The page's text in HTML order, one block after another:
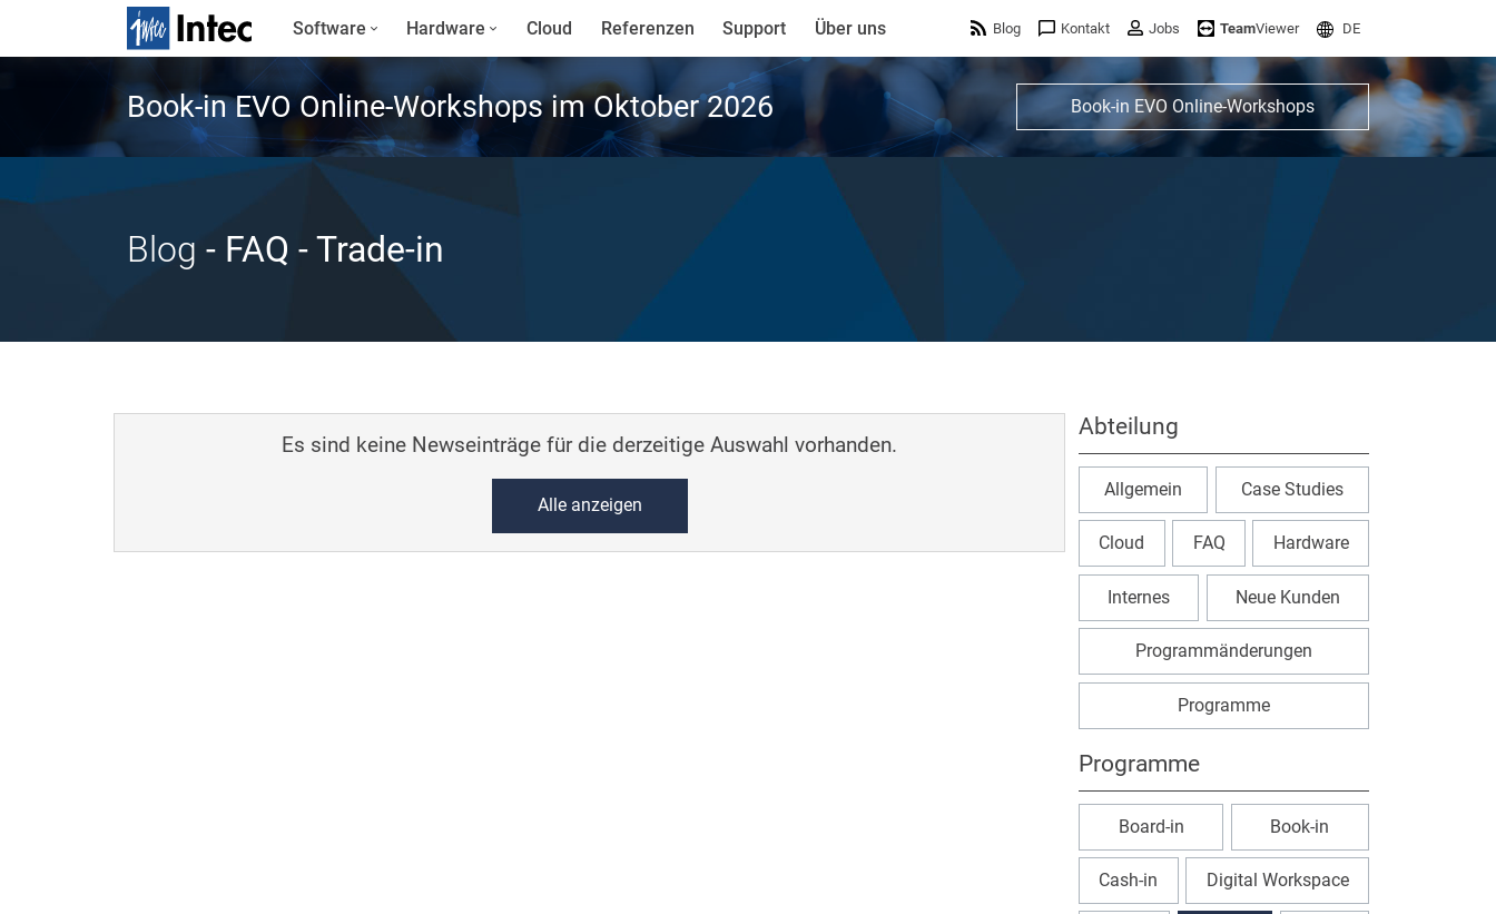
Software Hardware Cloud Referenzen Support Über uns Blog Kontakt Jobs TeamViewer DE
Book-in EVO Online-Workshops im Oktober 2026 Book-in EVO Online-Workshops
Blog - FAQ - Trade-in
Es sind keine Newseinträge für die derzeitige Auswahl vorhanden.
Alle anzeigen
Abteilung
Allgemein Case Studies
Cloud FAQ Hardware
Internes Neue Kunden
Programmänderungen
Programme
Programme
Board-in Book-in
Cash-in Digital Workspace